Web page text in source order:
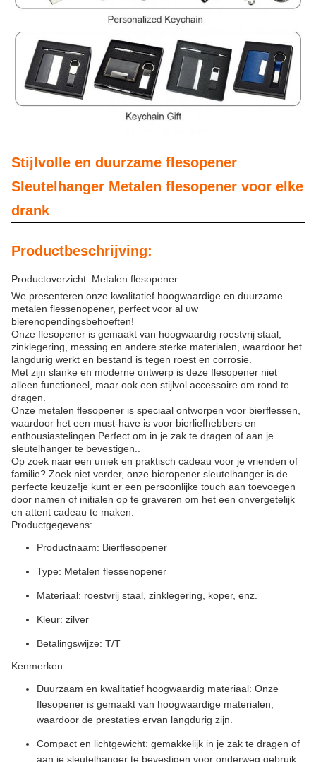
Stijlvolle en duurzame flesopener
Sleutelhanger Metalen flesopener voor elke
drank
Productbeschrijving:
Productoverzicht: Metalen flesopener
We presenteren onze kwalitatief hoogwaardige en duurzame
metalen flessenopener, perfect voor al uw
bierenopendingsbehoeften!
Onze flesopener is gemaakt van hoogwaardig roestvrij staal,
zinklegering, messing en andere sterke materialen, waardoor het
langdurig werkt en bestand is tegen roest en corrosie.
Met zijn slanke en moderne ontwerp is deze flesopener niet
alleen functioneel, maar ook een stijlvol accessoire om rond te
dragen.
Onze metalen flesopener is speciaal ontworpen voor bierflessen,
waardoor het een must-have is voor bierliefhebbers en
enthousiastelingen.Perfect om in je zak te dragen of aan je
sleutelhanger te bevestigen..
Op zoek naar een uniek en praktisch cadeau voor je vrienden of
familie? Zoek niet verder, onze bieropener sleutelhanger is de
perfecte keuze!je kunt er een persoonlijke touch aan toevoegen
door namen of initialen op te graveren om het een onvergetelijk
en attent cadeau te maken.
Productgegevens:
Productnaam: Bierflesopener
Type: Metalen flessenopener
Materiaal: roestvrij staal, zinklegering, koper, enz.
Kleur: zilver
Betalingswijze: T/T
Kenmerken:
Duurzaam en kwalitatief hoogwaardig materiaal: Onze
flesopener is gemaakt van hoogwaardige materialen,
waardoor de prestaties ervan langdurig zijn.
Compact en lichtgewicht: gemakkelijk in je zak te dragen of
aan je sleutelhanger te bevestigen voor onderweg gebruik.